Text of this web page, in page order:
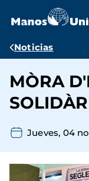
contenido
Ruta
Noticias
MÒRA
Jueves, 04